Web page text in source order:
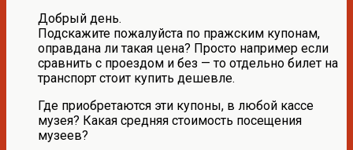
Добрый день.
Подскажите пожалуйста по пражским купонам,
оправдана ли такая цена? Просто например если
сравнить с проездом и без — то отдельно билет на
транспорт стоит купить дешевле.
Где приобретаются эти купоны, в любой кассе
музея? Какая средняя стоимость посещения
музеев?